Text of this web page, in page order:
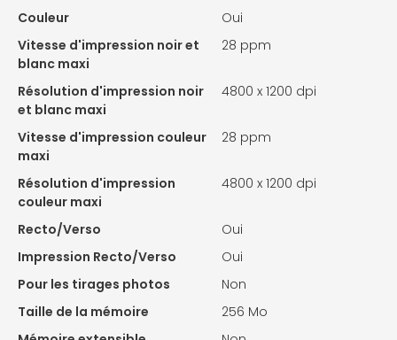
Couleur
Oui
Vitesse d'impression noir et
blanc maxi
28 ppm
Résolution d'impression noir
et blanc maxi
4800 x 1200 dpi
Vitesse d'impression couleur
maxi
28 ppm
Résolution d'impression
couleur maxi
4800 x 1200 dpi
Recto/Verso
Oui
Impression Recto/Verso
Oui
Pour les tirages photos
Non
Taille de la mémoire
256 Mo